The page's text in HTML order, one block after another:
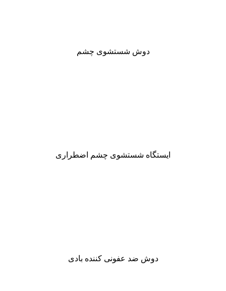
دوش شستشوی چشم
ایستگاه شستشوی چشم اضطراری
دوش ضد عفونی کننده بادی